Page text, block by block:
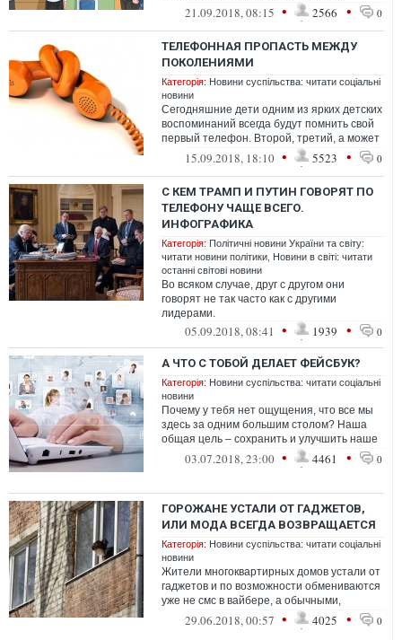
Исследования показывают, что если у в...
21.09.2018, 08:15 • 2566 • 0
ТЕЛЕФОННАЯ ПРОПАСТЬ МЕЖДУ
ПОКОЛЕНИЯМИ
Категорія: Новини суспільства: читати соціальні
новини
Сегодняшние дети одним из ярких детских
воспоминаний всегда будут помнить свой
первый телефон. Второй, третий, а может
даже пятый. А вот воспоминания ...
15.09.2018, 18:10 • 5523 • 0
С КЕМ ТРАМП И ПУТИН ГОВОРЯТ ПО
ТЕЛЕФОНУ ЧАЩЕ ВСЕГО.
ИНФОГРАФИКА
Категорія: Політичні новини України та світу:
читати новини політики Новини в світі: читати
останні світові новини
Во всяком случае, друг с другом они
говорят не так часто как с другими
лидерами.
05.09.2018, 08:41 • 1939 • 0
А ЧТО С ТОБОЙ ДЕЛАЕТ ФЕЙСБУК?
Категорія: Новини суспільства: читати соціальні
новини
Почему у тебя нет ощущения, что все мы
здесь за одним большим столом? Наша
общая цель – сохранить и улучшить наше
сообщество, сохранить и модернизиров...
03.07.2018, 23:00 • 4461 • 0
ГОРОЖАНЕ УСТАЛИ ОТ ГАДЖЕТОВ,
ИЛИ МОДА ВСЕГДА ВОЗВРАЩАЕТСЯ
Категорія: Новини суспільства: читати соціальні
новини
Жители многоквартирных домов устали от
гаджетов и по возможности обмениваются
уже не смс в вайбере, а обычными,
бумажными записками.
29.06.2018, 00:57 • 4025 • 0